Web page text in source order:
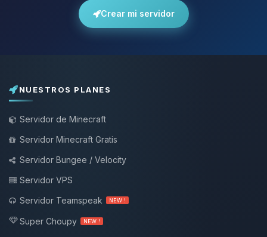
Crear mi servidor
NUESTROS PLANES
Servidor de Minecraft
Servidor Minecraft Gratis
Servidor Bungee / Velocity
Servidor VPS
Servidor Teamspeak
NEW !
Super Choupy NEW !